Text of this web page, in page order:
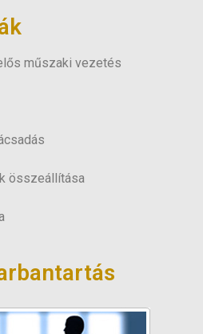
műszaki vezetés
összeállítása